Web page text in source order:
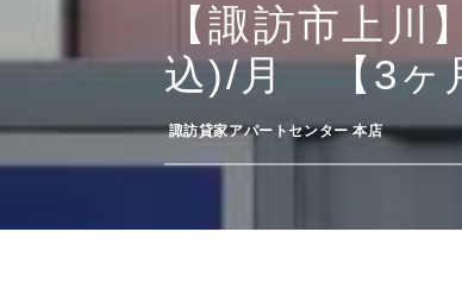
【諏訪市上
込)/月 【3ヶ
­諏訪貸家アパートセンター 本店